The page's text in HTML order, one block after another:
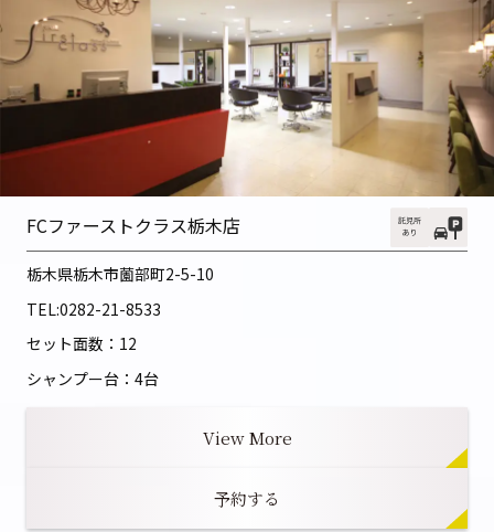
FCファーストクラス栃木店
栃木県栃木市薗部町2-5-10
TEL:0282-21-8533
セット面数：12
シャンプー台：4台
View More
予約する